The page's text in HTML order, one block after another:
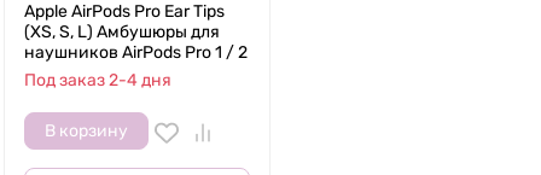
Apple AirPods Pro Ear Tips
(XS, S, L) Амбушюры для
наушников AirPods Pro 1 / 2
Под заказ 2-4 дня
В корзину